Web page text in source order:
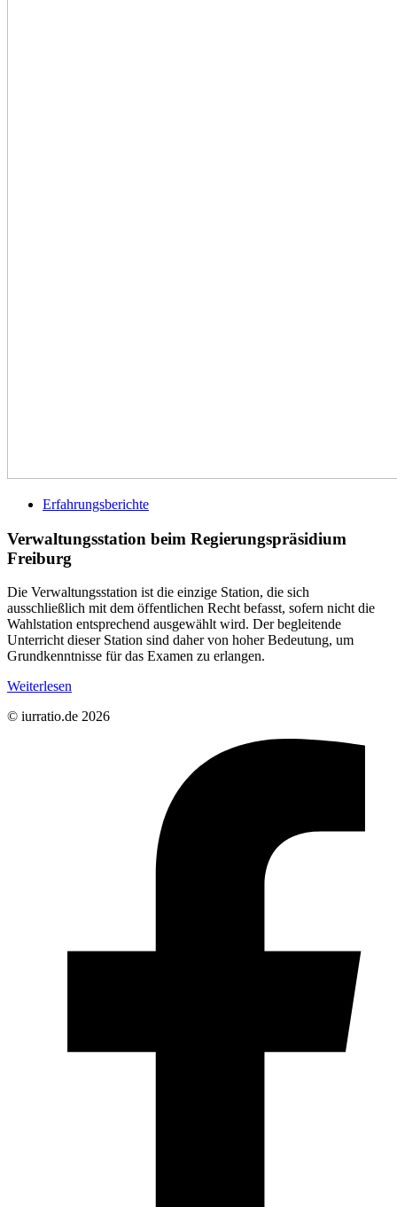
Erfahrungsberichte
Verwaltungsstation beim Regierungspräsidium
Freiburg
Die Verwaltungsstation ist die einzige Station, die sich
ausschließlich mit dem öffentlichen Recht befasst, sofern nicht die
Wahlstation entsprechend ausgewählt wird. Der begleitende
Unterricht dieser Station sind daher von hoher Bedeutung, um
Grundkenntnisse für das Examen zu erlangen.
Weiterlesen
© iurratio.de 2026